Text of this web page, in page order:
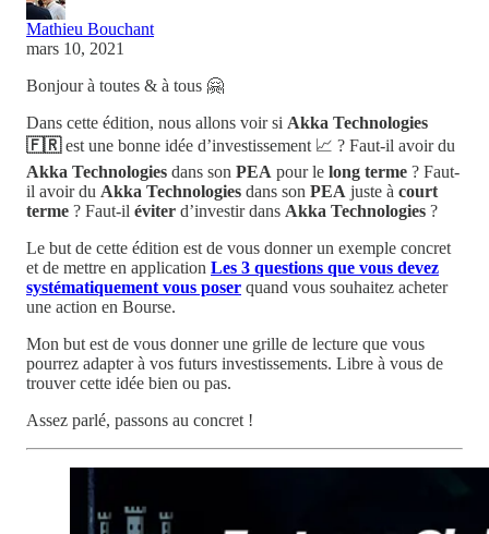
Mathieu Bouchant
mars 10, 2021
Bonjour à toutes & à tous 🤗
Dans cette édition, nous allons voir si Akka Technologies
🇫🇷est une bonne idée d’investissement 📈 ? Faut-il avoir du
Akka Technologies dans son PEA pour le long terme ? Faut-
il avoir du Akka Technologies dans son PEA juste à court
terme ? Faut-il éviter d’investir dans Akka Technologies ?
Le but de cette édition est de vous donner un exemple concret
et de mettre en application Les 3 questions que vous devez
systématiquement vous poser quand vous souhaitez acheter
une action en Bourse.
Mon but est de vous donner une grille de lecture que vous
pourrez adapter à vos futurs investissements. Libre à vous de
trouver cette idée bien ou pas.
Assez parlé, passons au concret !